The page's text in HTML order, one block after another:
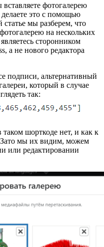
фотогалерею
это с помощью
статье мы разберем, что
на нескольких
сторонником
а не нового редактора
подписи, альтернативный
который в случае
так:
таком шорткоде нет, и как к
Зато мы их видим, можем
или редактировании